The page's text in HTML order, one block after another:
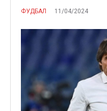
ФУДБАЛ 11/04/2024